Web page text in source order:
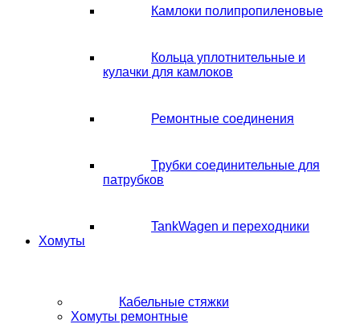
Камлоки полипропиленовые
Кольца уплотнительные и
кулачки для камлоков
Ремонтные соединения
Трубки соединительные для
патрубков
TankWagen и переходники
Хомуты
Кабельные стяжки
Хомуты ремонтные